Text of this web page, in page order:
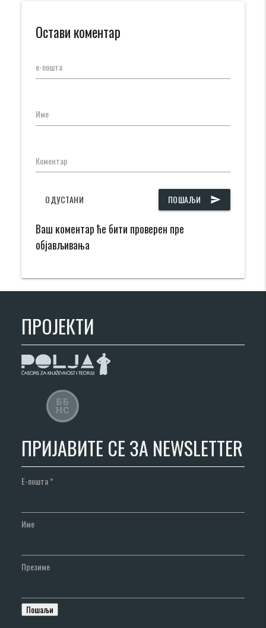
Остави коментар
е-пошта
Име
Коментар
ПОШАЉИ send
ОДУСТАНИ
Ваш коментар ће бити проверен пре
објављивања
ПРОЈЕКТИ
ПРИЈАВИТЕ СЕ ЗА NEWSLETTER
Е-пошта*
Име
Презиме